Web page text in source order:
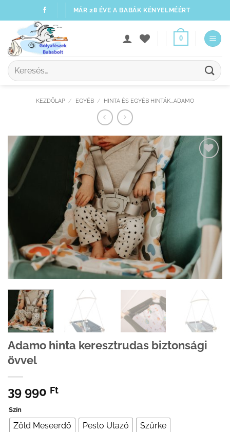
to
content
MÁR 28 ÉVE A BABÁK KÉNYELMÉÉRT
0
Keresés
a
KEZDŐLAP / EGYÉB / HINTA ÉS EGYÉB HINTÁK...ADAMO
Kedvenceimhez
Adamo hinta keresztrudas biztonsági
övvel
39 990 Ft
Szín
Zöld Meseerdő Pesto Utazó
Szürke